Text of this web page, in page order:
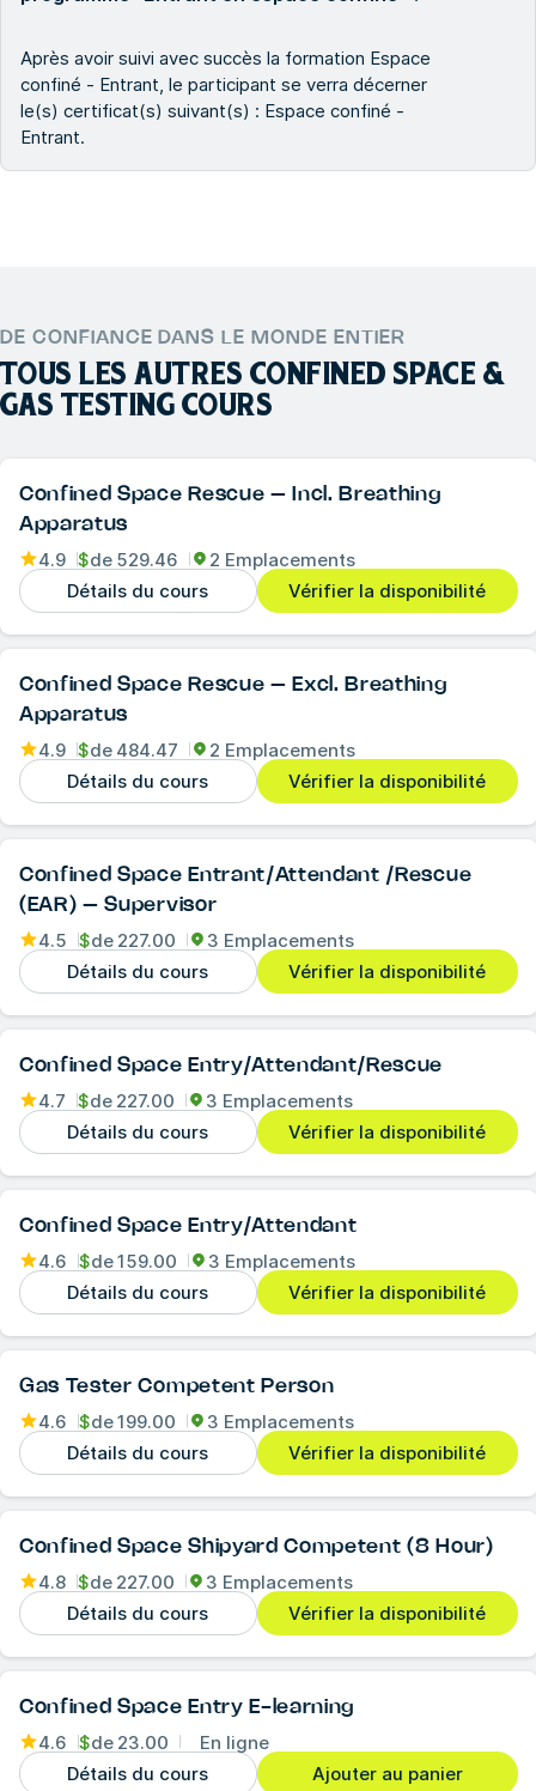
Après avoir suivi avec succès la formation Espace
confiné - Entrant, le participant se verra décerner
le(s) certificat(s) suivant(s) : Espace confiné -
Entrant.
DE CONFIANCE DANS LE MONDE ENTIER
TOUS LES AUTRES CONFINED SPACE &
GAS TESTING COURS
Confined Space Rescue – Incl. Breathing
Apparatus
4.9 $de 529.46
2 Emplacements
Détails du cours
Vérifier la disponibilité
Confined Space Rescue – Excl. Breathing
Apparatus
4.9 $de 484.47
2 Emplacements
Détails du cours
Vérifier la disponibilité
Confined Space Entrant/Attendant /Rescue
(EAR) – Supervisor
4.5 $de 227.00
3 Emplacements
Détails du cours
Vérifier la disponibilité
Confined Space Entry/Attendant/Rescue
4.7 $de 227.00
3 Emplacements
Détails du cours
Vérifier la disponibilité
Confined Space Entry/Attendant
4.6 $de159.00
3 Emplacements
Détails du cours
Vérifier la disponibilité
Gas Tester Competent Person
4.6 $de199.00
3 Emplacements
Détails du cours
Vérifier la disponibilité
Confined Space Shipyard Competent (8 Hour)
4.8 $de 227.00
3 Emplacements
Détails du cours
Vérifier la disponibilité
Confined Space Entry E-learning
4.6 $de 23.00
En ligne
Détails du cours
Ajouter au panier